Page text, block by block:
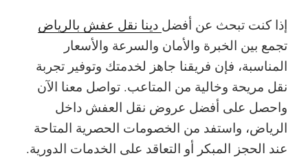
إذا كنت تبحث عن أفضل دينا نقل عفش بالرياض
تجمع بين الخبرة والأمان والسرعة والأسعار
المناسبة، فإن فريقنا جاهز لخدمتك وتوفير تجربة
نقل مريحة وخالية من المتاعب. تواصل معنا الآن
واحصل على أفضل عروض نقل العفش داخل
الرياض، واستفد من الخصومات الحصرية المتاحة
عند الحجز المبكر أو التعاقد على الخدمات الدورية.